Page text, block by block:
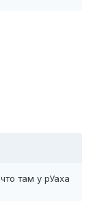
там у рУаха